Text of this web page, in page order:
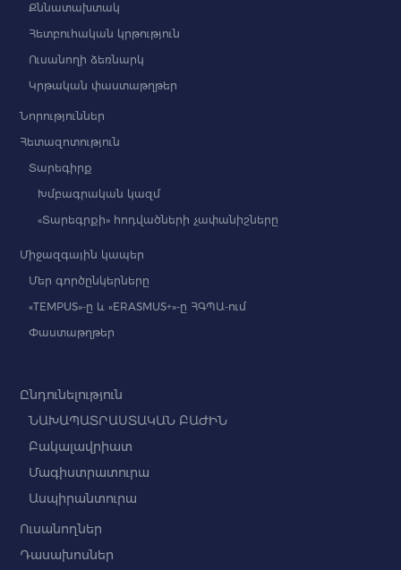
Քննատախտակ
Հետբուհական կրթություն
Ուսանողի ձեռնարկ
Կրթական փաստաթղթեր
Նորություններ
Հետազոտություն
Տարեգիրք
Խմբագրական կազմ
«Տարեգրքի» հոդվածների չափանիշները
Միջազգային կապեր
Մեր գործընկերները
«TEMPUS»-ը և «ERASMUS+»-ը ՀԳՊԱ-ում
Փաստաթղթեր
Ընդունելություն
ՆԱԽԱՊԱՏՐԱՍՏԱԿԱՆ ԲԱԺԻՆ
Բակալավրիատ
Մագիստրատուրա
Ասպիրանտուրա
Ուսանողներ
Դասախոսներ